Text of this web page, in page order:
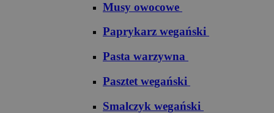
Musy owocowe
Paprykarz wegański
Pasta warzywna
Pasztet wegański
Smalczyk wegański